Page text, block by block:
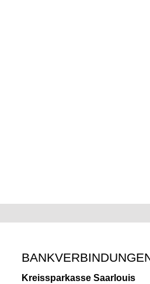
Kreissparkasse Saarlouis